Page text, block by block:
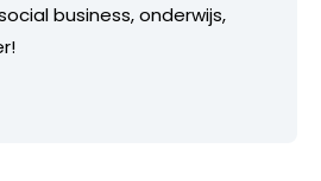
business, onderwijs,